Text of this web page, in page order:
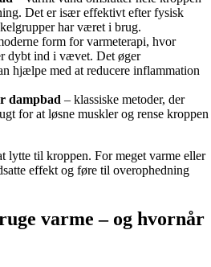
Det er især effektivt efter fysisk
har været i brug.
form for varmeterapi, hvor
dybt ind i vævet. Det øger
hjælpe med at reducere inflammation
dampbad – klassiske metoder, der
for at løsne muskler og rense kroppen
lytte til kroppen. For meget varme eller
effekt og føre til overophedning
varme – og hvornår